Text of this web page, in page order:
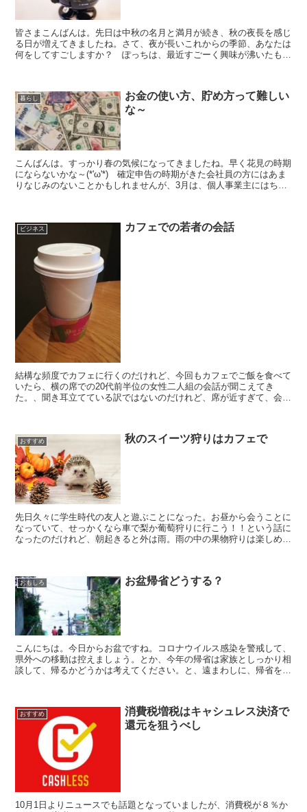
皆さまこんばんは。先日は中秋の名月と満月が続き、秋の夜長を感じ
る日が増えてきましたね。さて、夜が長いこれからの季節、あなたは
何をしてすごしますか？ ぽっちは、最近すごーく興味が沸いたもの
暮らし
お金の使い方、貯め方って難しい
な～
こんばんは。すっかり春の気候になってきましたね。早く花見の時期
にならないかな～(*'ω'*) 確定申告の時期がきた会社員の方にはあま
りなじみのないことかもしれませんが、3月は、個人事業主にはちょ
ビジネス カフェでの若者の会話
結構な頻度でカフェに行くのだけれど、今回もカフェでご飯を食べて
いたら、横の席での20代前半位の女性二人組の会話が聞こえてき
た。、聞き耳立てている訳ではないのだけれど、席が近すぎて、会話
おすすめ 秋のスイーツ狩りはカフェで
先日久々に学生時代の友人と遊ぶことになった。お昼から会うことに
なっていて、せっかくなら車で梨か葡萄狩りに行こう！！という話に
なったのだけれど、朝起きると外は雨。雨の中の果物狩りは楽しめな
おもしろ お盆帰省どうする？
こんにちは。今日からお盆ですね。コロナウイルス感染を警戒して、
県外への移動は控えましょう。とか、今年の帰省は家族としっかり相
談して、帰るかどうかは考えてください。と、遠まわしに、帰省を控
おすすめ
消費税増税はキャシュレス決済で
還元を狙うべし
10月1日よりニュースでも話題となっていましたが、消費税が８％か